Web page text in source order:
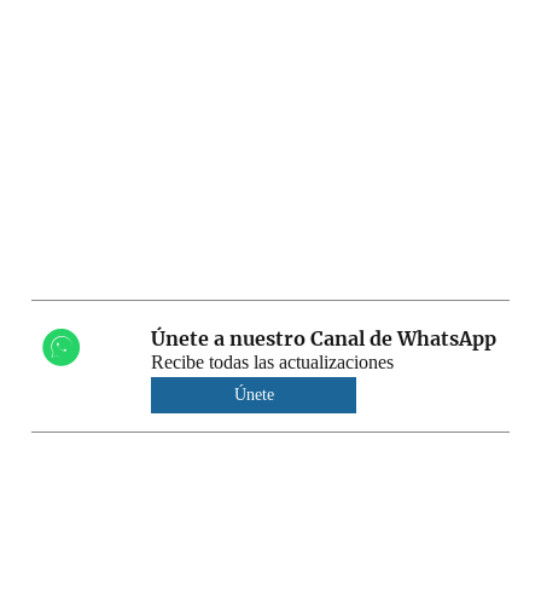
Únete a nuestro Canal de WhatsApp
Recibe todas las actualizaciones
Únete